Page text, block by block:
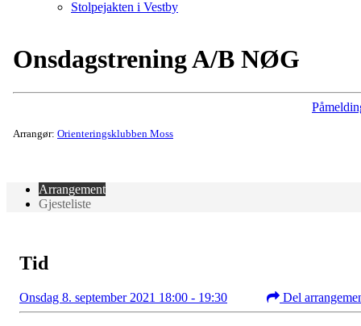
Stolpejakten i Vestby
Onsdagstrening A/B NØG
Arrangør: Orienteringsklubben Moss
Arrangement
Gjesteliste
Tid
Onsdag 8. september 2021 18:00 - 19:30 Del